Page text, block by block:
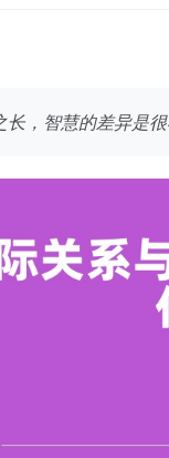
长，智慧的差异是